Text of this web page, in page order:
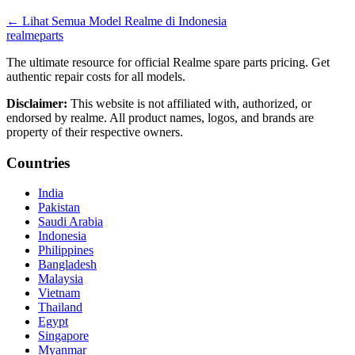
← Lihat Semua Model Realme di Indonesia
realmeparts
The ultimate resource for official Realme spare parts pricing. Get
authentic repair costs for all models.
Disclaimer: This website is not affiliated with, authorized, or
endorsed by realme. All product names, logos, and brands are
property of their respective owners.
Countries
India
Pakistan
Saudi Arabia
Indonesia
Philippines
Bangladesh
Malaysia
Vietnam
Thailand
Egypt
Singapore
Myanmar